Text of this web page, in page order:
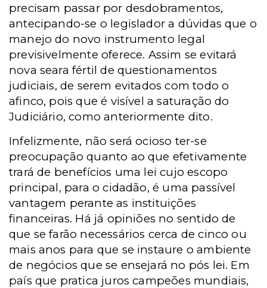
precisam passar por desdobramentos,
antecipando-se o legislador a dúvidas que o
manejo do novo instrumento legal
previsivelmente oferece. Assim se evitará
nova seara fértil de questionamentos
judiciais, de serem evitados com todo o
afinco, pois que é visível a saturação do
Judiciário, como anteriormente dito.
Infelizmente, não será ocioso ter-se
preocupação quanto ao que efetivamente
trará de benefícios uma lei cujo escopo
principal, para o cidadão, é uma passível
vantagem perante as instituições
financeiras. Há já opiniões no sentido de
que se farão necessários cerca de cinco ou
mais anos para que se instaure o ambiente
de negócios que se ensejará no pós lei. Em
país que pratica juros campeões mundiais,